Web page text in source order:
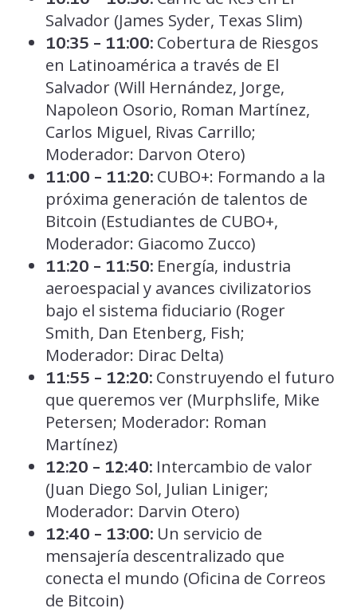
Salvador (James Syder, Texas Slim)
10:35 – 11:00:Cobertura de Riesgos
en Latinoamérica a través de El
Salvador (Will Hernández, Jorge,
Napoleon Osorio, Roman Martínez,
Carlos Miguel, Rivas Carrillo;
Moderador: Darvon Otero)
11:00 – 11:20:CUBO+: Formando a la
próxima generación de talentos de
Bitcoin (Estudiantes de CUBO+,
Moderador: Giacomo Zucco)
11:20 – 11:50:Energía, industria
aeroespacial y avances civilizatorios
bajo el sistema fiduciario (Roger
Smith, Dan Etenberg, Fish;
Moderador: Dirac Delta)
11:55 – 12:20:Construyendo el futuro
que queremos ver (Murphslife, Mike
Petersen; Moderador: Roman
Martínez)
12:20 – 12:40:Intercambio de valor
(Juan Diego Sol, Julian Liniger;
Moderador: Darvin Otero)
12:40 – 13:00:Un servicio de
mensajería descentralizado que
conecta el mundo (Oficina de Correos
de Bitcoin)